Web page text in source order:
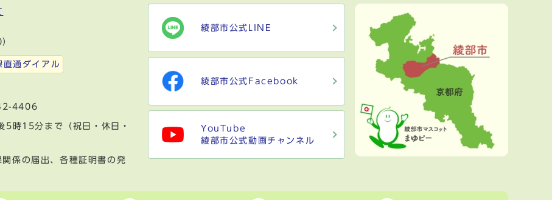
直通ダイアル
4406
時15分まで（祝日・休日・
係の届出、各種証明書の発
綾部市公式LINE
綾部市公式Facebook
YouTube
綾部市公式動画チャンネル